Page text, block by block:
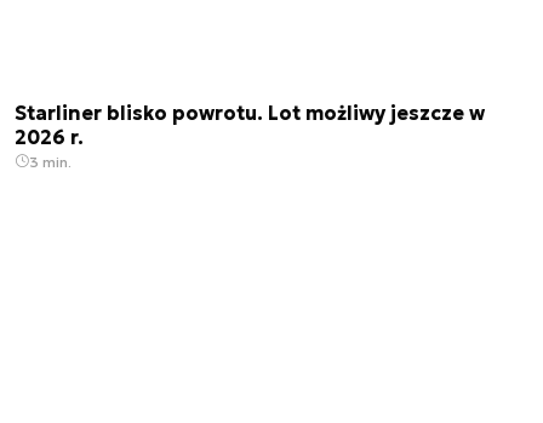
Starliner blisko powrotu. Lot możliwy jeszcze w
2026 r.
3 min.